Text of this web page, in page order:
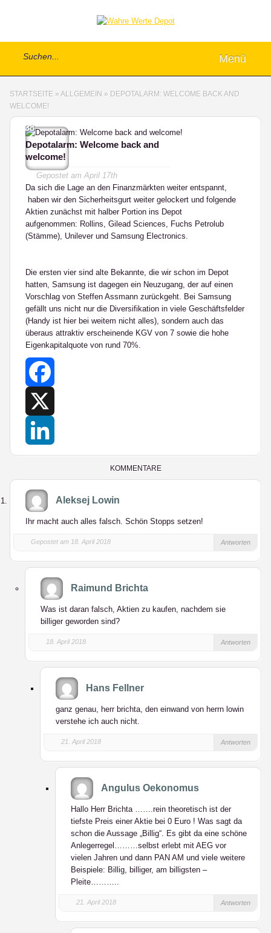
Menü
STARTSEITE » ALLGEMEIN » DEPOTALARM: WELCOME BACK AND
WELCOME!
38
Depotalarm: Welcome back and
welcome!
Gepostet amApril 17th
Da sich die Lage an den Finanzmärkten weiter entspannt,
haben wir den Sicherheitsgurt weiter gelockert und folgende
Aktien zunächst mit halber Portion ins Depot
aufgenommen: Rollins, Gilead Sciences, Fuchs Petrolub
(Stämme), Unilever und Samsung Electronics.
Die ersten vier sind alte Bekannte, die wir schon im Depot
hatten, Samsung ist dagegen ein Neuzugang, der auf einen
Vorschlag von Steffen Assmann zurückgeht. Bei Samsung
gefällt uns nicht nur die Diversifikation in viele Geschäftsfelder
(Handy ist hier bei weitem nicht alles), sondern auch das
überaus attraktiv erscheinende KGV von 7 sowie die hohe
Eigenkapitalquote von rund 70%.
Facebook
KOMMENTARE
Aleksej Lowin
Ihr macht auch alles falsch. Schön Stopps setzen!
Gepostet am 18. April 2018 Antworten
Raimund Brichta
Was ist daran falsch, Aktien zu kaufen, nachdem sie
billiger geworden sind?
18. April 2018 Antworten
Hans Fellner
ganz genau, herr brichta, den einwand von herrn lowin
verstehe ich auch nicht.
21. April 2018 Antworten
Angulus Oekonomus
Hallo Herr Brichta …….rein theoretisch ist der
tiefste Preis einer Aktie bei 0 Euro ! Was sagt da
schon die Aussage „Billig“. Es gibt da eine schöne
Anlegerregel………selbst erlebt mit AEG vor
vielen Jahren und dann PAN AM und viele weitere
Beispiele: Billig, billiger, am billigsten –
Pleite………..
21. April 2018 Antworten